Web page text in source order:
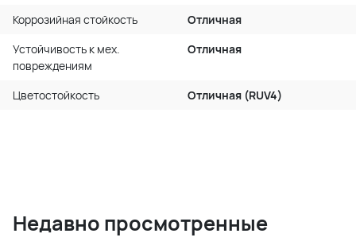
Коррозийная стойкость
Отличная
Устойчивость к мех.
повреждениям
Отличная
Цветостойкость Отличная (RUV4)
Недавно просмотренные